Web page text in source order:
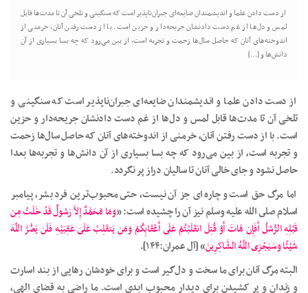
از دست دادن علما و اندیشمندان ضایعه‌ای جبران‌ناپذیر است که سنگینی و تلخی آن تا مدت‌ها قابل
لمس و دل‌ها از غم دست دادنشان جریحه‌دار و حزین است. با از دست رفتن آنان، خرمنی از
اندوخته‌های آنان که حاصل سال‌ها زحمت و تجربه است، از بین می‌رود که چه بسا بسیاری از آن
دانش‌ها و […]
از دست دادن علما و اندیشمندان ضایعه‌ای جبران‌ناپذیر است که سنگینی و
تلخی آن تا مدت‌ها قابل لمس و دل‌ها از غم دست دادنشان جریحه‌دار و حزین
است. با از دست رفتن آنان، خرمنی از اندوخته‌های آنان که حاصل سال‌ها زحمت
و تجربه است، از بین می‌رود که چه بسا بسیاری از آن دانش‌ها و تجربه‌ها بعدا
حاصل نشود و جای خالی آنان تا سالیان دراز پر نگردد.
اما مرگ حق است و چاره‌ای جز آن نیست، حتى محبوب‌ترین فرد بشر، پیامبر
اسلام صلى الله علیه وسلم نیز آن را چشیده است: «وَمَا مُحَمَّدٌ إِلاَّ رَسُولٌ قَدْ خَلَتْ مِن
قَبْلِهِ الرُّسُلُ أَفَإِن مَّاتَ أَوْ قُتِلَ انقَلَبْتُمْ عَلَى أَعْقَابِکُمْ وَمَن یَنقَلِبْ عَلَىَ عَقِبَیْهِ فَلَن یَضُرَّ اللّهَ
شَیْئًا وَسَیَجْزِی اللّهُ الشَّاکِرِینَ» [آل عمران:۱۴۴].
البته مرگ آنان برای ما سخت و دل‌گیر است و برای خودشان رهایی از بند اسارت
و زندان و پر کشیدن برای دیدار محبوب ابدی است. ما راضی به قضای الهی،